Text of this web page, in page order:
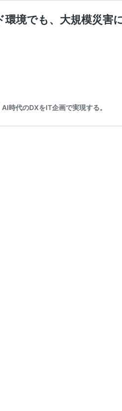
境でも、大規模災害
時代のDXをIT企画で実現する。